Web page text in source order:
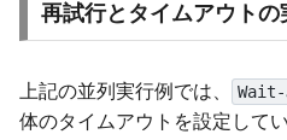
再試行とタイムアウトの
上記の並列実行例では、
体のタイムアウトを設定して